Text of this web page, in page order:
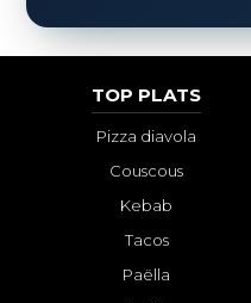
TOP PLATS
Pizza diavola
Couscous
Kebab
Tacos
Paëlla